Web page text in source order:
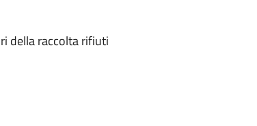
della raccolta rifiuti